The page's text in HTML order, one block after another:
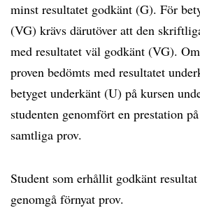
minst resultatet godkänt (G). För
(VG) krävs därutöver att den
med resultatet väl godkänt (VG).
proven bedömts med resultatet
betyget underkänt (U) på kursen
studenten genomfört en prestation
samtliga prov.
Student som erhållit godkänt
genomgå förnyat prov.